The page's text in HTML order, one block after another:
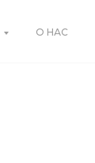
О НАС